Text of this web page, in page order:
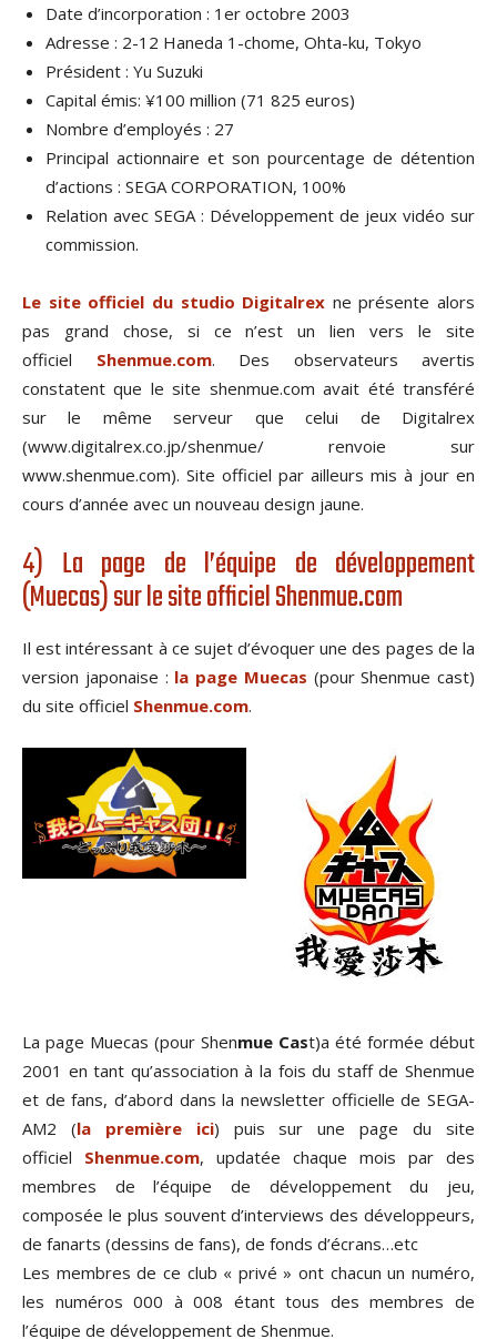
Date d’incorporation : 1er octobre 2003
Adresse : 2-12 Haneda 1-chome, Ohta-ku, Tokyo
Président : Yu Suzuki
Capital émis: ¥100 million (71 825 euros)
Nombre d’employés : 27
Principal actionnaire et son pourcentage de détention
d’actions : SEGA CORPORATION, 100%
Relation avec SEGA : Développement de jeux vidéo sur
commission.
Le site officiel du studio Digitalrex ne présente alors
pas grand chose, si ce n’est un lien vers le site
officiel Shenmue.com. Des observateurs avertis
constatent que le site shenmue.com avait été transféré
sur le même serveur que celui de Digitalrex
(www.digitalrex.co.jp/shenmue/ renvoie sur
www.shenmue.com). Site officiel par ailleurs mis à jour en
cours d’année avec un nouveau design jaune.
4) La page de l’équipe de développement
(Muecas) sur le site officiel Shenmue.com
Il est intéressant à ce sujet d’évoquer une des pages de la
version japonaise : la page Muecas (pour Shenmue cast)
du site officiel Shenmue.com.
La page Muecas (pour Shenmue Cast)a été formée début
2001 en tant qu’association à la fois du staff de Shenmue
et de fans, d’abord dans la newsletter officielle de SEGA-
AM2 (la première ici) puis sur une page du site
officiel Shenmue.com, updatée chaque mois par des
membres de l’équipe de développement du jeu,
composée le plus souvent d’interviews des développeurs,
de fanarts (dessins de fans), de fonds d’écrans…etc
Les membres de ce club « privé » ont chacun un numéro,
les numéros 000 à 008 étant tous des membres de
l’équipe de développement de Shenmue.